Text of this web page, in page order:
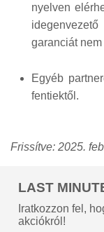
nyelven
garanciát
Egyéb
fentiektől.
Frissítve: 2025.
LAST
Iratkozzon fel,
akciókról!